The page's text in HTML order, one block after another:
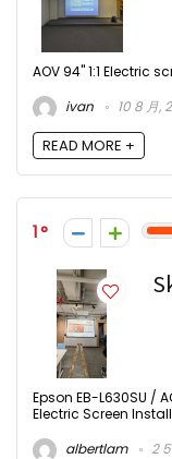
AOV 94" 1:1 Electric
ivan
10 8 月,
READ MORE +
1
Epson EB-L630SU /
Electric Screen
albertlam
2